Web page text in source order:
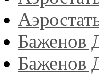
Баженов
Баженов